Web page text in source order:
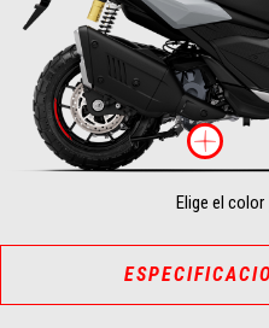
Elige el color